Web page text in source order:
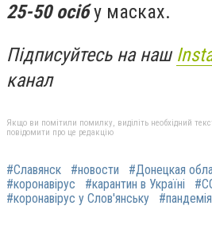
25-50 осібу масках.
Підписуйтесь на наш
канал
Якщо ви помітили помилку, виділіть необхідний
повідомити про це редакцію
#Славянск #новости #Донецкая
#коронавірус
#карантин в Україні
#коронавірус у Слов'янську
#пандемія